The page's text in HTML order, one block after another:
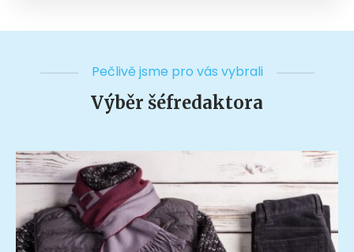
Pečlivě jsme pro vás vybrali
Výběr šéfredaktora